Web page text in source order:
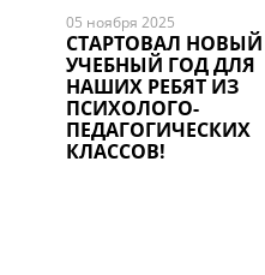
05 ноября 2025
СТАРТОВАЛ НОВЫЙ
УЧЕБНЫЙ ГОД ДЛЯ
НАШИХ РЕБЯТ ИЗ
ПСИХОЛОГО-
ПЕДАГОГИЧЕСКИХ
КЛАССОВ!